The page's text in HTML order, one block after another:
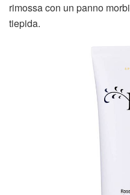
rimossa con un panno
tiepida.